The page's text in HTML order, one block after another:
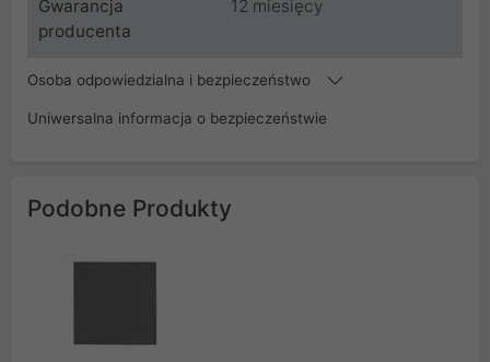
Gwarancja
producenta
12 miesięcy
Osoba odpowiedzialna i bezpieczeństwo
Uniwersalna informacja o bezpieczeństwie
Podobne Produkty